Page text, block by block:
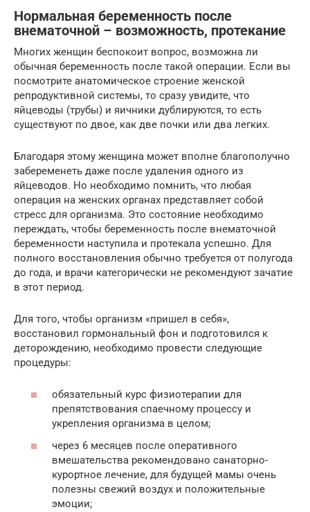
Нормальная беременность после
внематочной – возможность, протекание
Многих женщин беспокоит вопрос, возможна ли
обычная беременность после такой операции. Если вы
посмотрите анатомическое строение женской
репродуктивной системы, то сразу увидите, что
яйцеводы (трубы) и яичники дублируются, то есть
существуют по двое, как две почки или два легких.
Благодаря этому женщина может вполне благополучно
забеременеть даже после удаления одного из
яйцеводов. Но необходимо помнить, что любая
операция на женских органах представляет собой
стресс для организма. Это состояние необходимо
переждать, чтобы беременность после внематочной
беременности наступила и протекала успешно. Для
полного восстановления обычно требуется от полугода
до года, и врачи категорически не рекомендуют зачатие
в этот период.
Для того, чтобы организм «пришел в себя»,
восстановил гормональный фон и подготовился к
деторождению, необходимо провести следующие
процедуры:
обязательный курс физиотерапии для
препятствования спаечному процессу и
укрепления организма в целом;
через 6 месяцев после оперативного
вмешательства рекомендовано санаторно-
курортное лечение, для будущей мамы очень
полезны свежий воздух и положительные
эмоции;